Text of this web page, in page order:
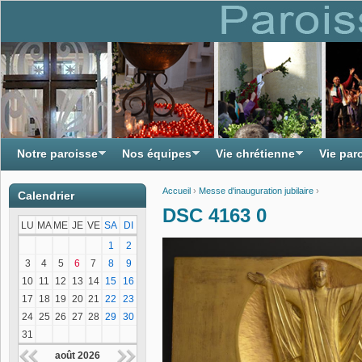
Accueil › Messe d'inauguration jubilaire ›
DSC 4163 0
Notre paroisse Nos équipes Vie chrétienne Vie
Calendrier
LU MA ME JE VE SA
DI
1
2
3
4 5 6 7 8
9
10 11 12 13 14 15
16
17
18 19 20 21 22
23
24 25 26 27 28 29 30
31
août 2026